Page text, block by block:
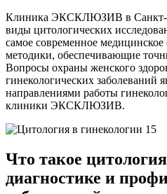
Клиника ЭКСКЛЮЗИВ в Санкт-
виды цитологических
самое современное
методики, обеспечивающие
Вопросы охраны женского
гинекологических заболеваний
направлениями работы
клиники ЭКСКЛЮЗИВ.
Что такое
диагностике и